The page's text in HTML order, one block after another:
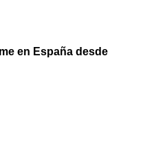
en España desde